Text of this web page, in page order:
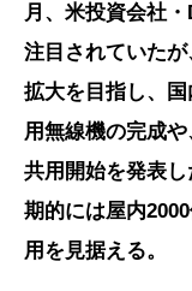
月、米投資会社
注目されていた
拡大を目指し、
用無線機の完成
共用開始を発表
期的には屋内
用を見据える。